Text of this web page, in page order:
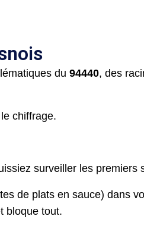
du 94440, des
chiffrage.
surveiller les premiers
de plats en sauce) dans
bloque tout.